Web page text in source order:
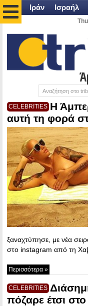
Ιράν Ισραήλ
CELEBRITIES Η
αυτή τη φορά
ξαναχτύπησε, με νέα
στο instagram από τη
Περισσότερα »
CELEBRITIES
πόζαρε έτσι